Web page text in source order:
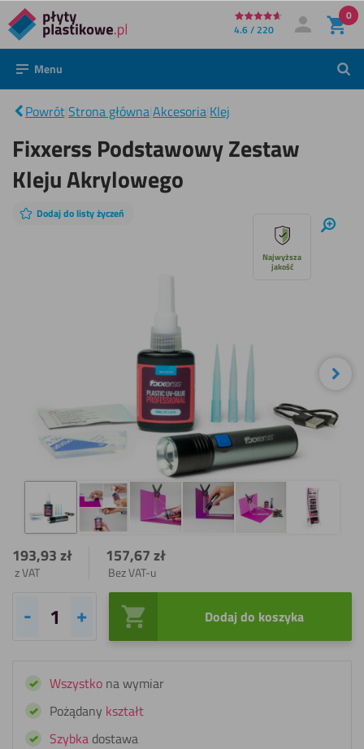
Bezpośrednio
do
treści
4.6 / 220 Moje konto
Zaloguj się
0
Menu
PowrótStrona głównaAkcesoria Klej
Fixxerss
Zestaw
Kleju
Akrylowego
Fixxerss Podstawowy Zestaw
Kleju Akrylowego
Dodaj do listy życzeń
Najwyższa
jakość
193,93zł
z VAT
157,67zł
Bez VAT-u
ilość
Zestaw
Kleju
Akrylowego
Dodaj do koszyka
Wszystko na wymiar
Pożądany kształt
Szybka dostawa